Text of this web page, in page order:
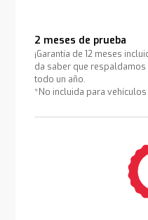
2 meses de prueba
¡Garantía de 12 meses
da saber que
todo un año.
*No incluida para